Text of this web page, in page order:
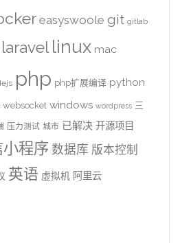
easyswoole git gitlab
laravel linux mac
php php扩展编译 python
websocket windows wordpress 三
压力测试 城市 已解决 开源项目
程序 数据库 版本控制
英语 虚拟机 阿里云